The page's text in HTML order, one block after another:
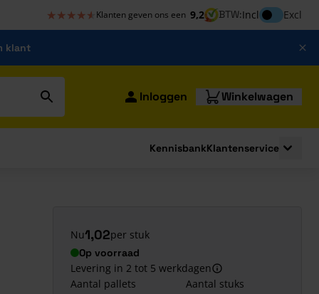
★★★★★
★★★★★ Klanten geven ons een 9,2 BTW:InclInclusief btw
Excl
klant
Inloggen Winkelwagen
for Bouwshop
KennisbankKlantenservice
Nu1,02per stuk
Op voorraad
Levering in 2 tot 5 werkdagen
Aantal pallets
Aantal stuks